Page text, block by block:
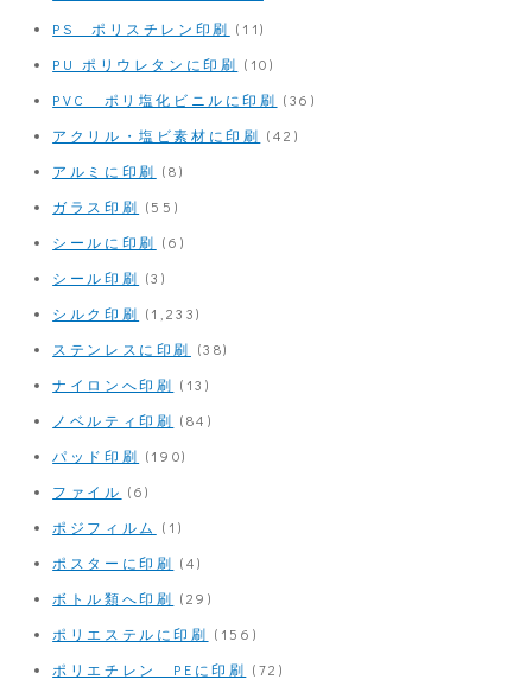
PS ポリスチレン印刷 (11)
PU ポリウレタンに印刷 (10)
PVC ポリ塩化ビニルに印刷 (36)
アクリル・塩ビ素材に印刷 (42)
アルミに印刷 (8)
ガラス印刷 (55)
シールに印刷 (6)
シール印刷 (3)
シルク印刷 (1,233)
ステンレスに印刷 (38)
ナイロンへ印刷 (13)
ノベルティ印刷 (84)
パッド印刷 (190)
ファイル (6)
ポジフィルム (1)
ポスターに印刷 (4)
ボトル類へ印刷 (29)
ポリエステルに印刷 (156)
ポリエチレン PEに印刷 (72)